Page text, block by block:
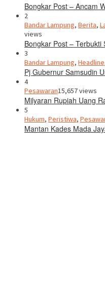
Bongkar Post – Ancam
2
Bandar Lampung, Berita,
views
Bongkar Post –
3
Bandar Lampung, Headline
Pj Gubernur Samsudin
4
Pesawaran15,657 views
Milyaran Rupiah Uang
5
Hukum, Peristiwa,
Mantan Kades Mada